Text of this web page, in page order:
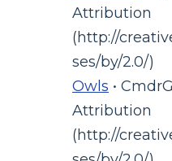
Attribution
(http://
ses/by/2.0/)
Owls •
Attribution
(http://